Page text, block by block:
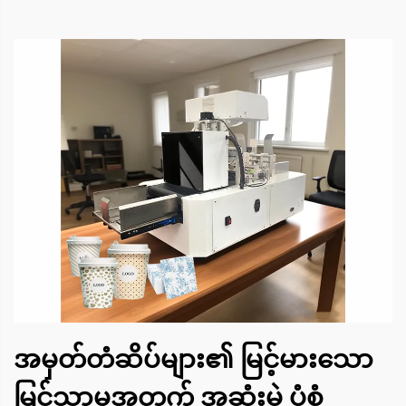
အမှတ်တံဆိပ်များ၏ မြင့်မားသော
မြင်သာမှုအတွက် အဆုံးမဲ့ ပုံစံ